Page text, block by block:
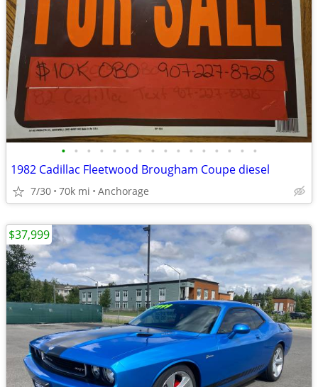
• • • • • • • • • • • • • • • •
1982 Cadillac Fleetwood Brougham Coupe diesel
7/30 70k mi Anchorage
$37,999